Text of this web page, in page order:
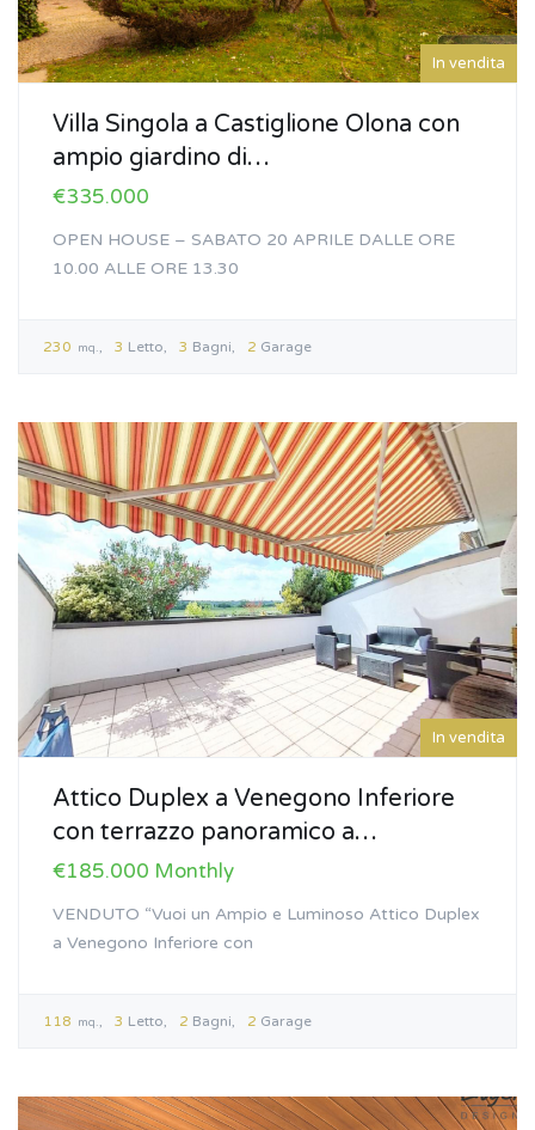
In vendita
Villa Singola a Castiglione Olona con
ampio giardino di…
€335.000
OPEN HOUSE – SABATO 20 APRILE DALLE ORE
10.00 ALLE ORE 13.30
230 mq. 3 Letto 3 Bagni 2 Garage
In vendita
Attico Duplex a Venegono Inferiore
con terrazzo panoramico a…
€185.000 Monthly
VENDUTO “Vuoi un Ampio e Luminoso Attico Duplex
a Venegono Inferiore con
118 mq. 3 Letto 2 Bagni 2 Garage